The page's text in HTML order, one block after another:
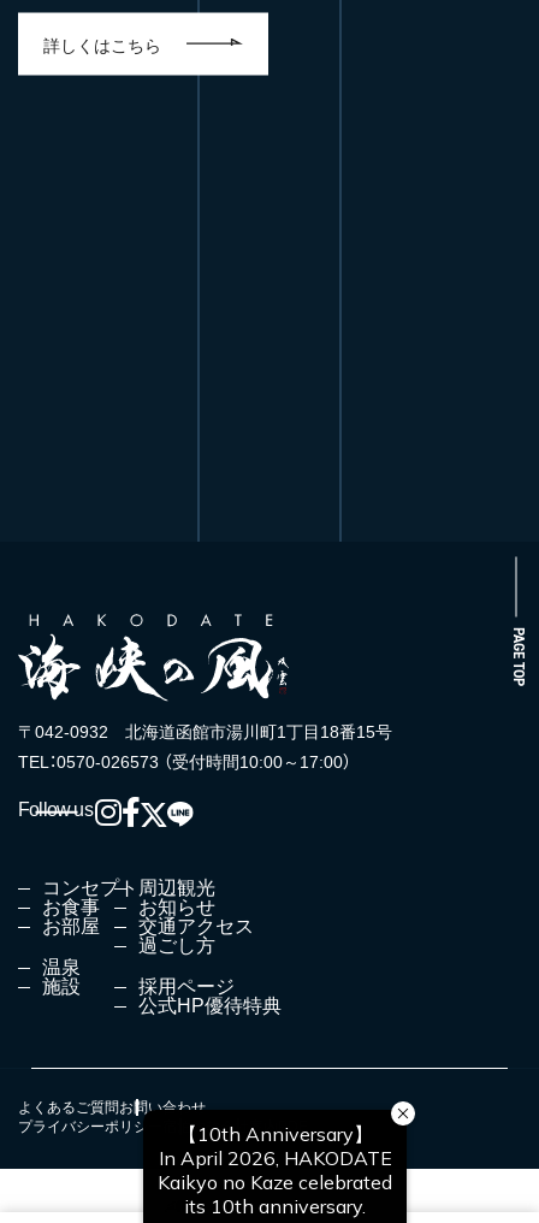
詳しくはこちら
PAGE TOP
〒042-0932 北海道函館市湯川町1丁目18番15号
TEL：0570-026573 （受付時間10:00～17:00）
Follow us
コンセプト
お食事
お部屋
温泉
施設
周辺観光
お知らせ
交通アクセス
過ごし方
採用ページ
公式HP優待特典
よくあるご質問お問い合わせ
プライバシーポリシー
宿泊約款会社案内PDF